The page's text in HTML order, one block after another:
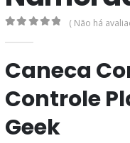
( Não há
Caneca
Controle
Geek